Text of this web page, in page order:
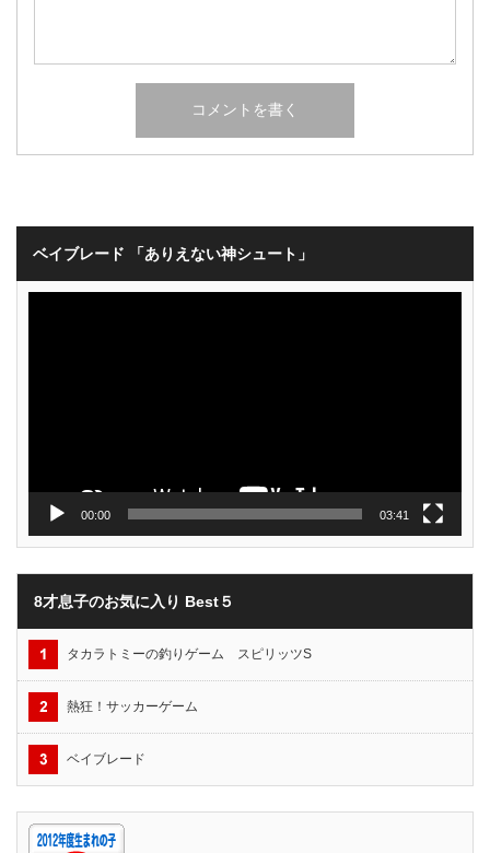
ベイブレード 「ありえない神シュート」
00:00 03:41
8才息子のお気に入り Best５
タカラトミーの釣りゲーム スピリッツS
熱狂！サッカーゲーム
ベイブレード